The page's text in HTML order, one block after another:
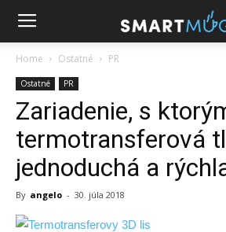
Home Ostatné PR
Ostatné PR
Zariadenie, s
termotransferová
jednoduchá a
By angelo - 30. júla 2018